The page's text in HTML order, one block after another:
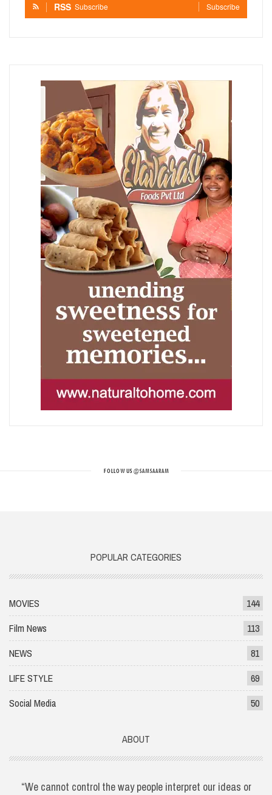
RSS Subscribe Subscribe
FOLLOW US@SAMSAARAM
POPULAR CATEGORIES
MOVIES
144
Film News
113
NEWS
81
LIFE STYLE
69
Social Media
50
ABOUT
“We cannot control the way people interpret our ideas or